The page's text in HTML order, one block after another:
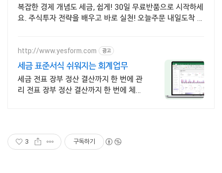
복잡한 경제 개념도 세금, 쉽게! 30일 무료반품으로 시작하세
요. 주식투자 전략을 배우고 바로 실천! 오늘주문 내일도착 로
http://www.yesform.com 광고
세금 표준서식 쉬워지는 회계업무
세금 전표 장부 정산 결산까지 한 번에 관
리 전표 장부 정산 결산까지 한 번에 체계
3 구독하기